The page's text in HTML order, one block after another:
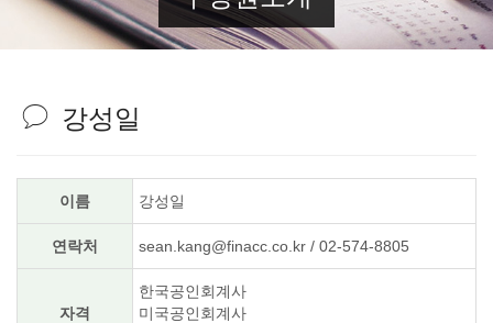
강성일
이름 강성일
연락처 sean.kang@finacc.co.kr / 02-574-8805
자격
한국공인회계사
미국공인회계사